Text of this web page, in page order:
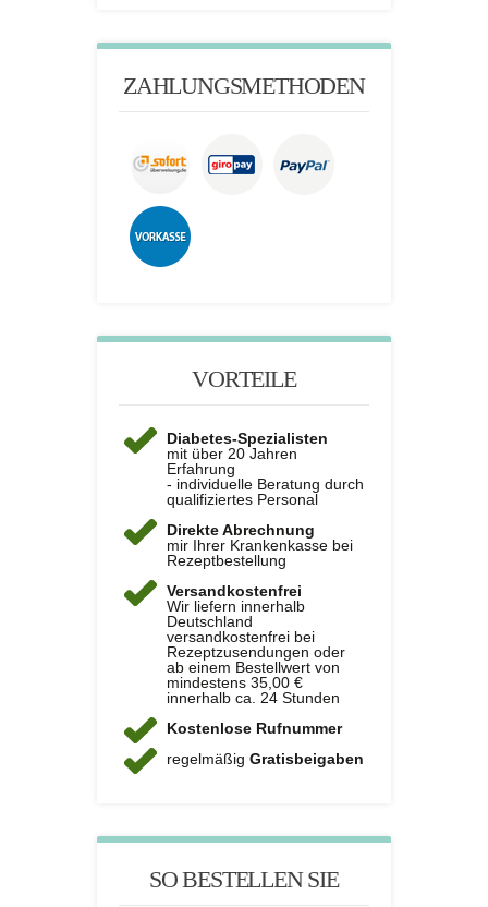
ZAHLUNGSMETHODEN
VORTEILE
Diabetes-Spezialisten
mit über 20 Jahren
Erfahrung
- individuelle Beratung durch
qualifiziertes Personal
Direkte Abrechnung
mir Ihrer Krankenkasse bei
Rezeptbestellung
Versandkostenfrei
Wir liefern innerhalb
Deutschland
versandkostenfrei bei
Rezeptzusendungen oder
ab einem Bestellwert von
mindestens 35,00 €
innerhalb ca. 24 Stunden
Kostenlose Rufnummer
regelmäßig Gratisbeigaben
SO BESTELLEN SIE